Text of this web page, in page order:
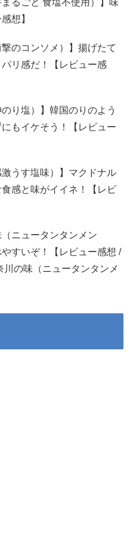
想】
のコンソメ）】揚げたて
リ感だ！【レビュー感
り塩）】韓国のりのよう
もイケそう！【レビュー
うす塩味）】マクドナル
感と味がイイネ！【レビ
ニュータンタンメン
すいぞ！【レビュー感想 /
の味（ニュータンタンメ